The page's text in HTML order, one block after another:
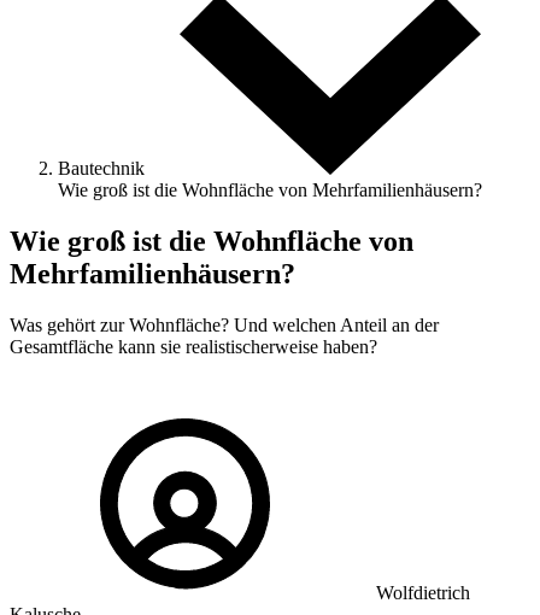
Bautechnik
Wie groß ist die Wohnfläche von Mehrfamilienhäusern?
Wie groß ist die Wohnfläche von
Mehrfamilienhäusern?
Was gehört zur Wohnfläche? Und welchen Anteil an der
Gesamtfläche kann sie realistischerweise haben?
Wolfdietrich